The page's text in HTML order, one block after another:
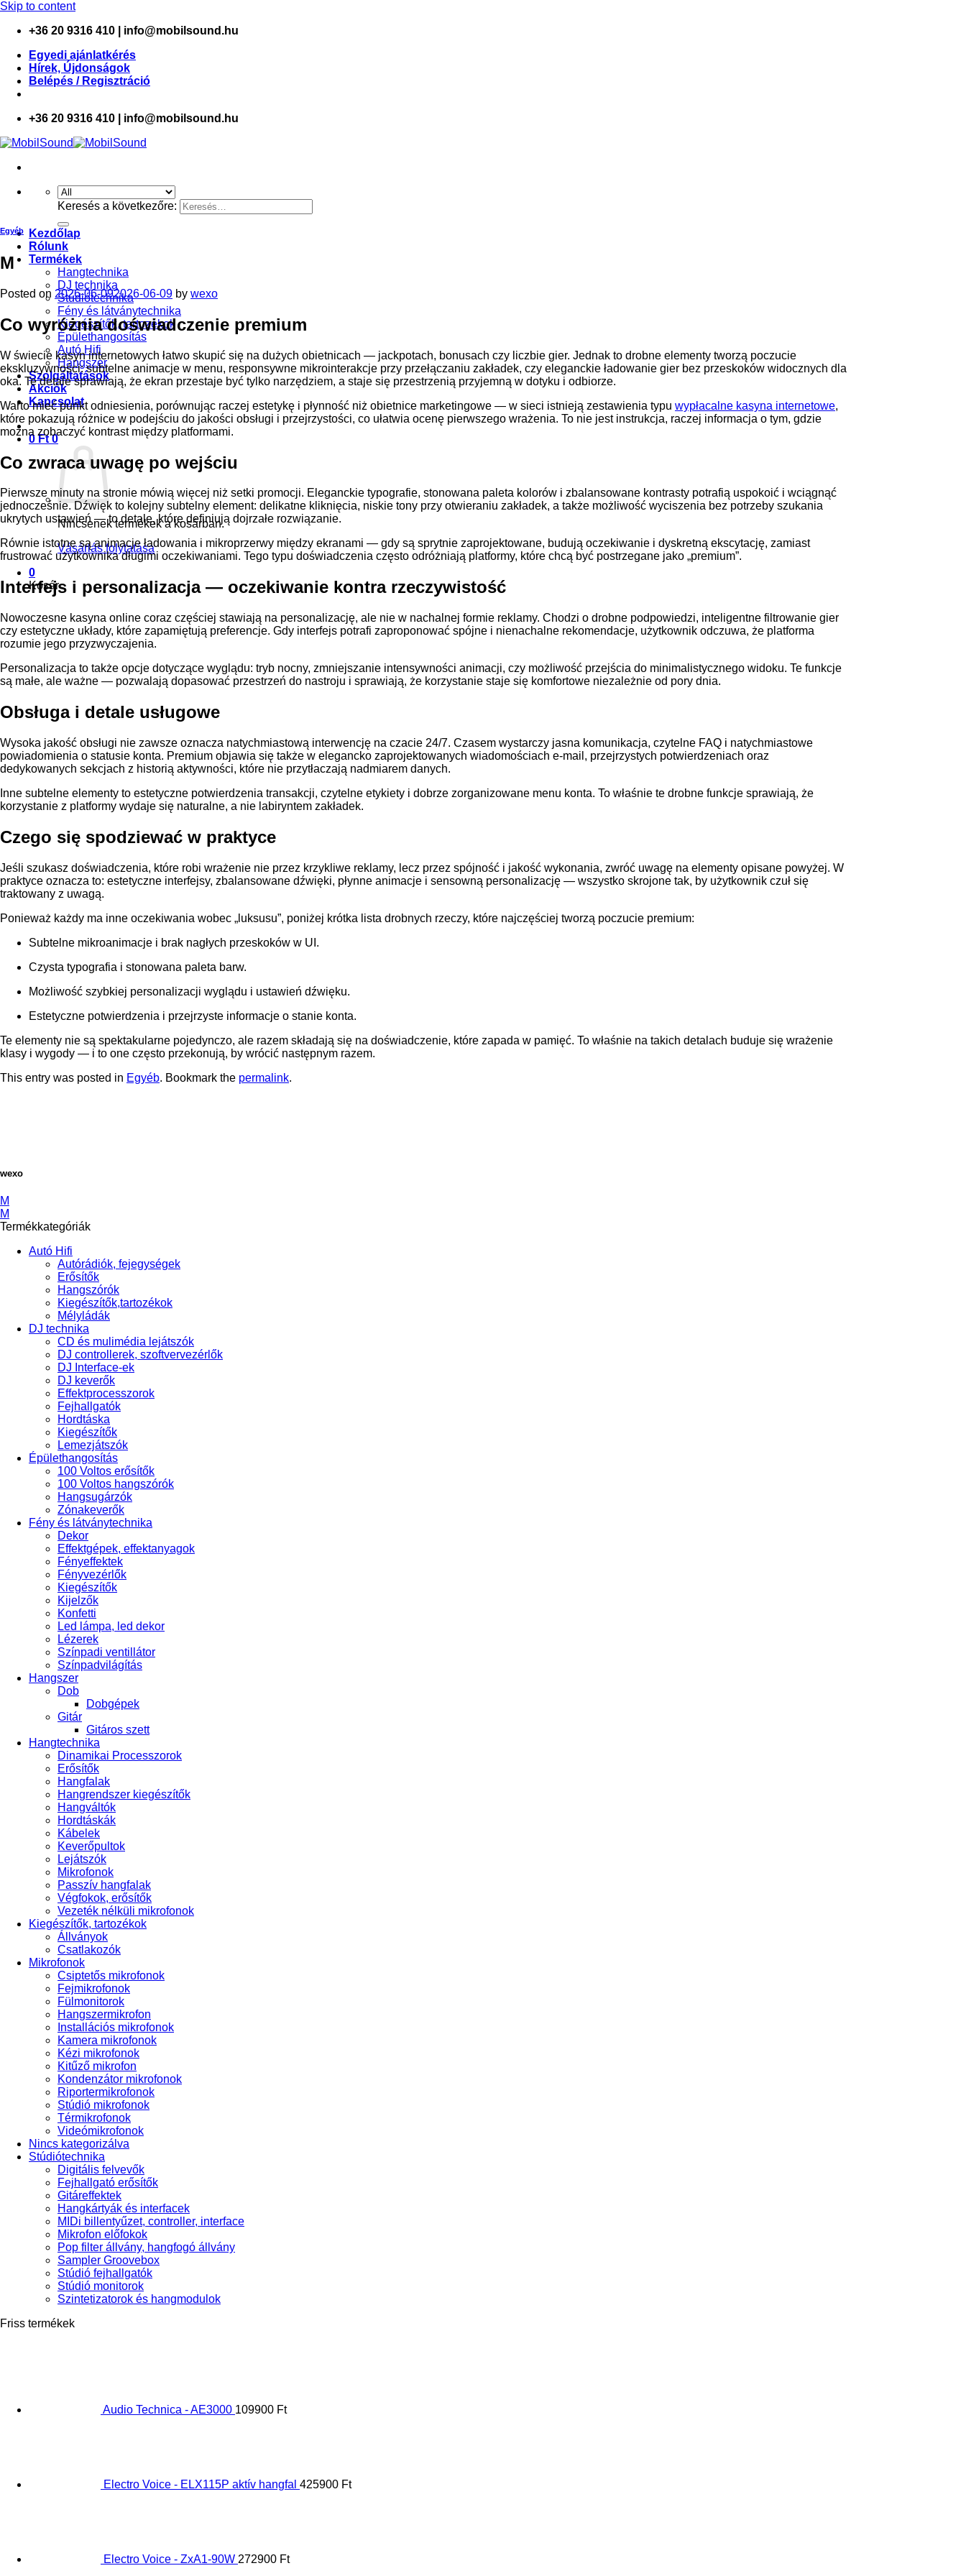
Skip to content
+36 20 9316 410 | info@mobilsound.hu
Egyedi ajánlatkérés
Hírek, Újdonságok
Belépés / Regisztráció
+36 20 9316 410 | info@mobilsound.hu
Keresés a következőre:
Kezdőlap
Rólunk
Termékek
Hangtechnika
DJ technika
Stúdiótechnika
Fény és látványtechnika
Kiegészítők, tartozékok
Épülethangosítás
Autó Hifi
Hangszer
Szolgáltatások
Akciók
Kapcsolat
0Ft 0
Nincsenek termékek a kosárban.
Vásárlás folytatása
0
Kosár
Egyéb
M
Posted on 2026-06-092026-06-09 by wexo
Co wyróżnia doświadczenie premium
W świecie kasyn internetowych łatwo skupić się na dużych obietnicach — jackpotach, bonusach czy liczbie gier. Jednak to drobne elementy tworzą poczucie
ekskluzywności: subtelne animacje w menu, responsywne mikrointerakcje przy przełączaniu zakładek, czy eleganckie ładowanie gier bez przeskoków widocznych dla
oka. Te detale sprawiają, że ekran przestaje być tylko narzędziem, a staje się przestrzenią przyjemną w dotyku i odbiorze.
Warto mieć punkt odniesienia, porównując raczej estetykę i płynność niż obietnice marketingowe — w sieci istnieją zestawienia typu wypłacalne kasyna internetowe,
które pokazują różnice w podejściu do jakości obsługi i przejrzystości, co ułatwia ocenę pierwszego wrażenia. To nie jest instrukcja, raczej informacja o tym, gdzie
można zobaczyć kontrast między platformami.
Co zwraca uwagę po wejściu
Pierwsze minuty na stronie mówią więcej niż setki promocji. Eleganckie typografie, stonowana paleta kolorów i zbalansowane kontrasty potrafią uspokoić i wciągnąć
jednocześnie. Dźwięk to kolejny subtelny element: delikatne kliknięcia, niskie tony przy otwieraniu zakładek, a także możliwość wyciszenia bez potrzeby szukania
ukrytych ustawień — to detale, które definiują dojrzałe rozwiązanie.
Równie istotne są animacje ładowania i mikroprzerwy między ekranami — gdy są sprytnie zaprojektowane, budują oczekiwanie i dyskretną ekscytację, zamiast
frustrować użytkownika długimi oczekiwaniami. Tego typu doświadczenia często odróżniają platformy, które chcą być postrzegane jako „premium”.
Interfejs i personalizacja — oczekiwanie kontra rzeczywistość
Nowoczesne kasyna online coraz częściej stawiają na personalizację, ale nie w nachalnej formie reklamy. Chodzi o drobne podpowiedzi, inteligentne filtrowanie gier
czy estetyczne układy, które zapamiętują preferencje. Gdy interfejs potrafi zaproponować spójne i nienachalne rekomendacje, użytkownik odczuwa, że platforma
rozumie jego przyzwyczajenia.
Personalizacja to także opcje dotyczące wyglądu: tryb nocny, zmniejszanie intensywności animacji, czy możliwość przejścia do minimalistycznego widoku. Te funkcje
są małe, ale ważne — pozwalają dopasować przestrzeń do nastroju i sprawiają, że korzystanie staje się komfortowe niezależnie od pory dnia.
Obsługa i detale usługowe
Wysoka jakość obsługi nie zawsze oznacza natychmiastową interwencję na czacie 24/7. Czasem wystarczy jasna komunikacja, czytelne FAQ i natychmiastowe
powiadomienia o statusie konta. Premium objawia się także w elegancko zaprojektowanych wiadomościach e-mail, przejrzystych potwierdzeniach oraz
dedykowanych sekcjach z historią aktywności, które nie przytłaczają nadmiarem danych.
Inne subtelne elementy to estetyczne potwierdzenia transakcji, czytelne etykiety i dobrze zorganizowane menu konta. To właśnie te drobne funkcje sprawiają, że
korzystanie z platformy wydaje się naturalne, a nie labiryntem zakładek.
Czego się spodziewać w praktyce
Jeśli szukasz doświadczenia, które robi wrażenie nie przez krzykliwe reklamy, lecz przez spójność i jakość wykonania, zwróć uwagę na elementy opisane powyżej. W
praktyce oznacza to: estetyczne interfejsy, zbalansowane dźwięki, płynne animacje i sensowną personalizację — wszystko skrojone tak, by użytkownik czuł się
traktowany z uwagą.
Ponieważ każdy ma inne oczekiwania wobec „luksusu”, poniżej krótka lista drobnych rzeczy, które najczęściej tworzą poczucie premium:
Subtelne mikroanimacje i brak nagłych przeskoków w UI.
Czysta typografia i stonowana paleta barw.
Możliwość szybkiej personalizacji wyglądu i ustawień dźwięku.
Estetyczne potwierdzenia i przejrzyste informacje o stanie konta.
Te elementy nie są spektakularne pojedynczo, ale razem składają się na doświadczenie, które zapada w pamięć. To właśnie na takich detalach buduje się wrażenie
klasy i wygody — i to one często przekonują, by wrócić następnym razem.
This entry was posted in Egyéb. Bookmark the permalink.
wexo
M
M
Termékkategóriák
Autó Hifi
Autórádiók, fejegységek
Erősítők
Hangszórók
Kiegészítők,tartozékok
Mélyládák
DJ technika
CD és mulimédia lejátszók
DJ controllerek, szoftvervezérlők
DJ Interface-ek
DJ keverők
Effektprocesszorok
Fejhallgatók
Hordtáska
Kiegészítők
Lemezjátszók
Épülethangosítás
100 Voltos erősítők
100 Voltos hangszórók
Hangsugárzók
Zónakeverők
Fény és látványtechnika
Dekor
Effektgépek, effektanyagok
Fényeffektek
Fényvezérlők
Kiegészítők
Kijelzők
Konfetti
Led lámpa, led dekor
Lézerek
Színpadi ventillátor
Színpadvilágítás
Hangszer
Dob
Dobgépek
Gitár
Gitáros szett
Hangtechnika
Dinamikai Processzorok
Erősítők
Hangfalak
Hangrendszer kiegészítők
Hangváltók
Hordtáskák
Kábelek
Keverőpultok
Lejátszók
Mikrofonok
Passzív hangfalak
Végfokok, erősítők
Vezeték nélküli mikrofonok
Kiegészítők, tartozékok
Állványok
Csatlakozók
Mikrofonok
Csiptetős mikrofonok
Fejmikrofonok
Fülmonitorok
Hangszermikrofon
Installációs mikrofonok
Kamera mikrofonok
Kézi mikrofonok
Kitűző mikrofon
Kondenzátor mikrofonok
Riportermikrofonok
Stúdió mikrofonok
Térmikrofonok
Videómikrofonok
Nincs kategorizálva
Stúdiótechnika
Digitális felvevők
Fejhallgató erősítők
Gitáreffektek
Hangkártyák és interfacek
MIDi billentyűzet, controller, interface
Mikrofon előfokok
Pop filter állvány, hangfogó állvány
Sampler Groovebox
Stúdió fejhallgatók
Stúdió monitorok
Szintetizatorok és hangmodulok
Friss termékek
Audio Technica - AE3000 109900 Ft
Electro Voice - ELX115P aktív hangfal 425900 Ft
Electro Voice - ZxA1-90W 272900 Ft